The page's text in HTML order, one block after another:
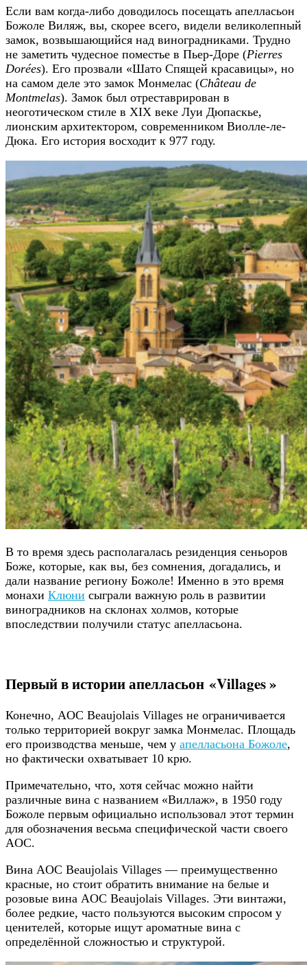
Если вам когда-либо доводилось посещать апелласьон
Божоле Виляж, вы, скорее всего, видели великолепный
замок, возвышающийся над виноградниками. Трудно
не заметить чудесное поместье в Пьер-Доре (Pierres
Dorées). Его прозвали «Шато Спящей красавицы», но
на самом деле это замок Монмелас (Château de
Montmelas). Замок был отреставрирован в
неоготическом стиле в XIX веке Луи Дюпаскье,
лионским архитектором, современником Виолле-ле-
Дюка. Его история восходит к 977 году.
В то время здесь располагалась резиденция сеньоров
Боже, которые, как вы, без сомнения, догадались, и
дали название региону Божоле! Именно в это время
монахи Клюни сыграли важную роль в развитии
виноградников на склонах холмов, которые
впоследствии получили статус апелласьона.
Первый в истории апелласьон «Villages »
Конечно, AOC Beaujolais Villages не ограничивается
только территорией вокруг замка Монмелас. Площадь
его производства меньше, чем у апелласьона Божоле,
но фактически охватывает 10 крю.
Примечательно, что, хотя сейчас можно найти
различные вина с названием «Виллаж», в 1950 году
Божоле первым официально использовал этот термин
для обозначения весьма специфической части своего
AOC.
Вина AOC Beaujolais Villages — преимущественно
красные, но стоит обратить внимание на белые и
розовые вина AOC Beaujolais Villages. Эти винтажи,
более редкие, часто пользуются высоким спросом у
ценителей, которые ищут ароматные вина с
определённой сложностью и структурой.